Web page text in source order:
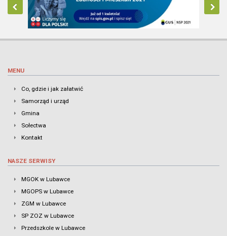
MENU
Co, gdzie i jak załatwić
Samorząd i urząd
Gmina
Sołectwa
Kontakt
NASZE SERWISY
MGOK w Lubawce
MGOPS w Lubawce
ZGM w Lubawce
SP ZOZ w Lubawce
Przedszkole w Lubawce